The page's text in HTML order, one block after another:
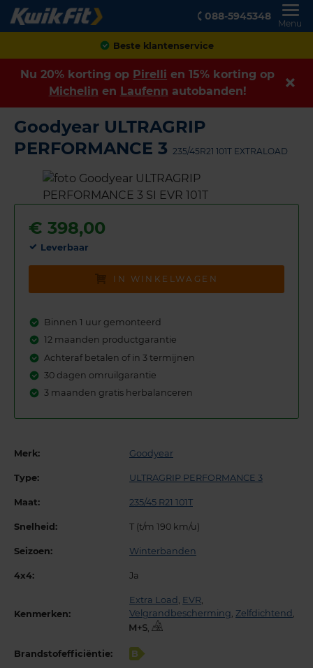
088-5945348
Menu
Achteraf betalen
Nu 20% korting op Pirelli en 15% korting op
Michelin en Laufenn autobanden!
Goodyear ULTRAGRIP
PERFORMANCE 3 235/45R21 101T EXTRALOAD
€ 398,00
Leverbaar
IN WINKELWAGEN
Binnen 1 uur gemonteerd
12 maanden productgarantie
Achteraf betalen of in 3 termijnen
30 dagen omruilgarantie
3 maanden gratis herbalanceren
Merk: Goodyear
Type: ULTRAGRIP PERFORMANCE 3
Maat: 235/45 R21 101T
Snelheid: T (t/m 190 km/u)
Seizoen: Winterbanden
4x4: Ja
Kenmerken:
Extra Load EVR
Velgrandbescherming Zelfdichtend
,
Brandstofefficiëntie: B